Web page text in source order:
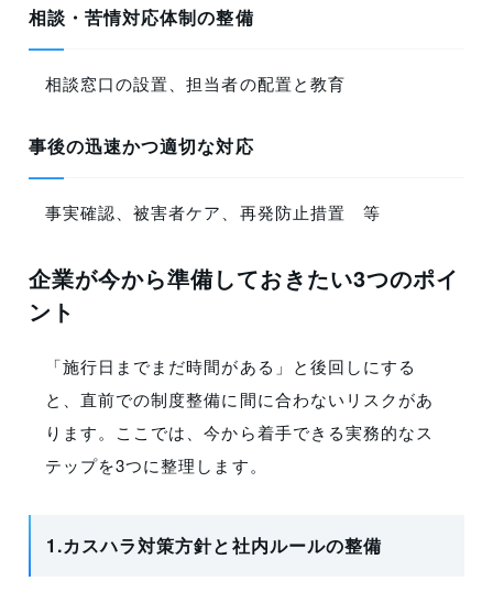
相談・苦情対応体制の整備
相談窓口の設置、担当者の配置と教育
事後の迅速かつ適切な対応
事実確認、被害者ケア、再発防止措置 等
企業が今から準備しておきたい3つのポイ
ント
「施行日までまだ時間がある」と後回しにする
と、直前での制度整備に間に合わないリスクがあ
ります。ここでは、今から着手できる実務的なス
テップを3つに整理します。
1.カスハラ対策方針と社内ルールの整備